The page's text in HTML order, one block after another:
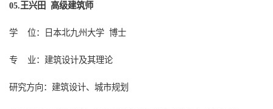
05. 王兴田 高级建筑师
学 位： 日本北九州大学 博士
专 业：建筑设计及其理论
研究方向：建筑设计、城市规划